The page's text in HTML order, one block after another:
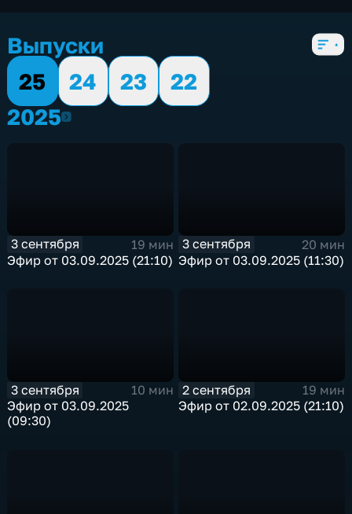
Выпуски
25
24 23
22
20252025
3 сентября
19 мин
Эфир от 03.09.2025 (21:10)
3 сентября
20 мин
Эфир от 03.09.2025 (11:30)
3 сентября
10 мин
Эфир от 03.09.2025
(09:30)
2 сентября
19 мин
Эфир от 02.09.2025 (21:10)